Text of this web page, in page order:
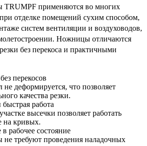
применяются во многих
отделке помещений сухим способом,
систем вентиляции и воздуховодов,
Ножницы отличаются
без перекоса и практичными
перекосов
не деформируется, что позволяет
качества резки.
работа
высечки позволяет работать
на кривых.
рабочее состояние
требуют проведения наладочных